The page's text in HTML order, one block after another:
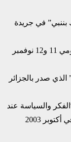
في جريدة
– نشر مقال “كيف عرفت مالك بن نبي” يومي 11 و12 نوفمبر
صدر بالجزائر
والسياسة عند
مالك بن نبي” خلال المؤتمر الدولي الذي نظم في أكتوبر 2003